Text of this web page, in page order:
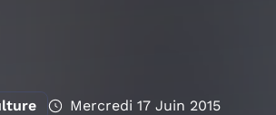
Mercredi 17 Juin 2015